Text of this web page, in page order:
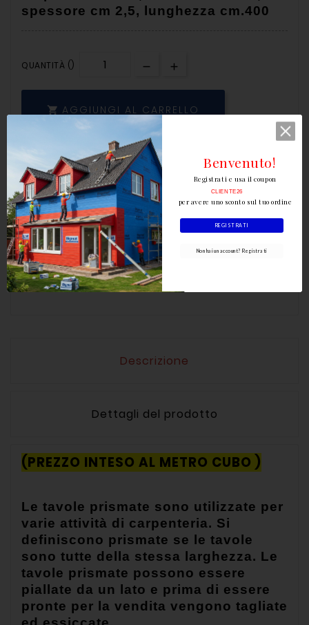
spessore cm 2,5, lunghezza cm.400
QUANTITÀ ()
 AGGIUNGI AL CARRELLO
Scrivi la tua recensione
Descrizione
Dettagli del prodotto
(PREZZO INTESO AL METRO CUBO )
Le tavole prismate sono utilizzate per
varie attività di carpenteria. Si
definiscono prismate se le tavole
sono tutte della stessa larghezza. Le
tavole prismate possono essere
piallate da un lato e prima di essere
pronte per la vendita vengono tagliate
REGISTRATI
Non hai un account? Registrati
Registrati e usa il coupon
per avere uno sconto sul tuo ordine
CLIENTE26
Benvenuto!